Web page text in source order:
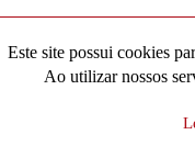
Este site possui cookies
Ao utilizar nossos